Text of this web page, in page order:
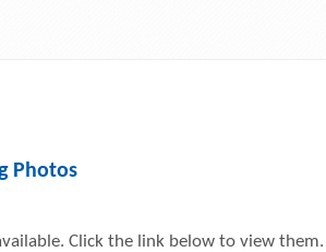
Photos
Click the link below to view them.